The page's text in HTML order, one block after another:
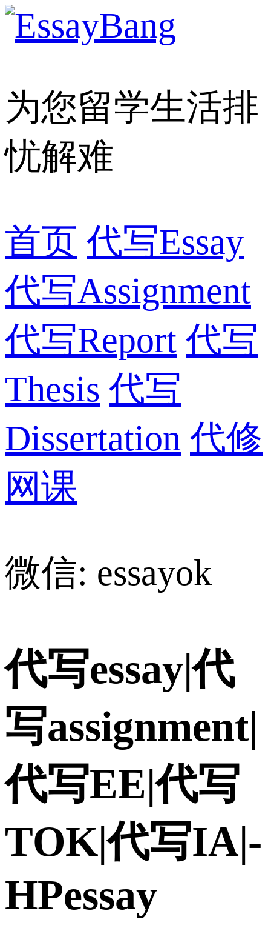
为您留学生活排
忧解难
首页 代写Essay
代写Assignment
代写Report 代写
Thesis 代写
Dissertation 代修
网课
微信: essayok
代写essay|代
写assignment|
代写EE|代写
TOK|代写IA|-
HPessay